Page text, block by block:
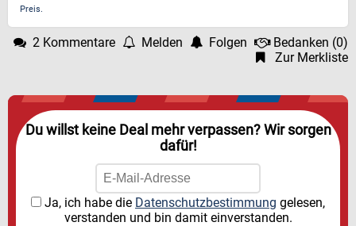
Preis.
2 Kommentare Melden Folgen Bedanken (0)
Zur Merkliste
Du willst keine Deal mehr verpassen? Wir sorgen
dafür!
Ja, ich habe die Datenschutzbestimmung gelesen,
verstanden und bin damit einverstanden.